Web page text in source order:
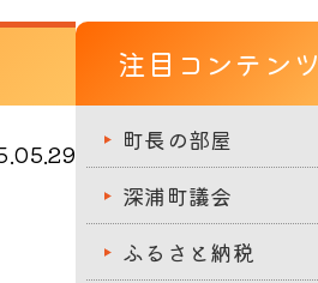
注目コンテンツ
町長の部屋
深浦町議会
ふるさと納税